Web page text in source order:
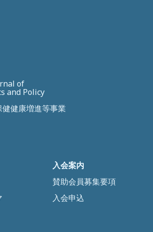
of
and Policy
健康増進等事業
入会案内
賛助会員募集要項
入会申込